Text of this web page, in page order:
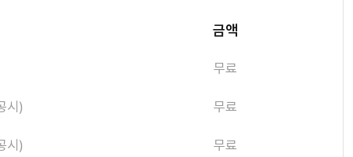
금액
무료
시) 무료
시) 무료